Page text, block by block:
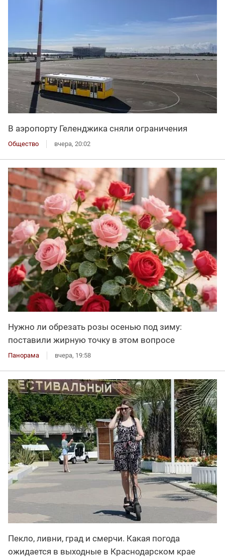
В аэропорту Геленджика сняли ограничения
Общество вчера, 20:02
Нужно ли обрезать розы осенью под зиму:
поставили жирную точку в этом вопросе
Панорама вчера, 19:58
Пекло, ливни, град и смерчи. Какая погода
ожидается в выходные в Краснодарском крае